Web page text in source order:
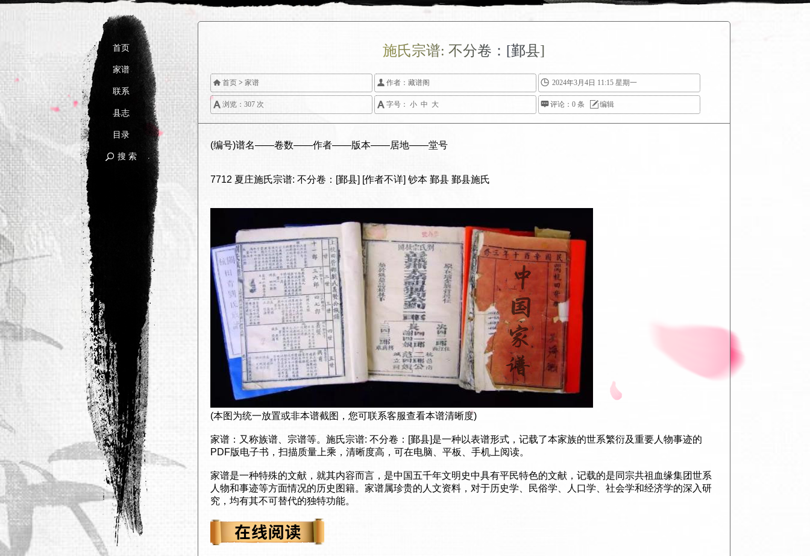
首页
家谱
联系
县志
目录
 搜 索
施氏宗谱: 不分卷：[鄞县]
 首页 > 家谱  作者： 藏谱阁  2024年3月4日 11:15 星期一
 浏览：307 次  字号： 小 中 大 评论：0 条 编辑
(编号)谱名——卷数——作者——版本——居地——堂号
7712 夏庄施氏宗谱: 不分卷：[鄞县] [作者不详] 钞本 鄞县 鄞县施氏
(本图为统一放置或非本谱截图，您可联系客服查看本谱清晰度)
家谱：又称族谱、宗谱等。施氏宗谱: 不分卷：[鄞县]是一种以表谱形式，记载了本家族的世系繁衍及重要人物事迹的
PDF版电子书，扫描质量上乘，清晰度高，可在电脑、平板、手机上阅读。
家谱是一种特殊的文献，就其内容而言，是中国五千年文明史中具有平民特色的文献，记载的是同宗共祖血缘集团世系
人物和事迹等方面情况的历史图籍。家谱属珍贵的人文资料，对于历史学、民俗学、人口学、社会学和经济学的深入研
究，均有其不可替代的独特功能。